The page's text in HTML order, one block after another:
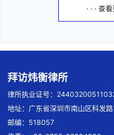
· · · 查
拜访炜衡律所
律所执业证号：
地址：广东省深圳市南山区科发
邮编：518057